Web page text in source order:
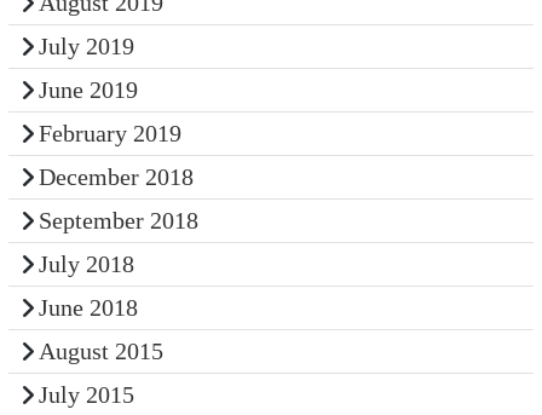
July 2019
June 2019
February 2019
December 2018
September 2018
July 2018
June 2018
August 2015
July 2015